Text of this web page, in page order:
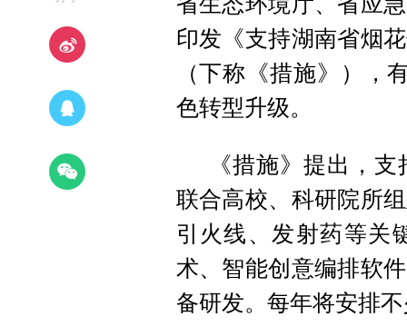
印发《支持湖南省烟
（下称《措施》），
色转型升级。
《措施》提出，
联合高校、科研院所
引火线、发射药等关
术、智能创意编排软
备研发。每年将安排